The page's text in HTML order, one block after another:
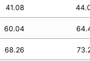
41.08
60.04
68.26